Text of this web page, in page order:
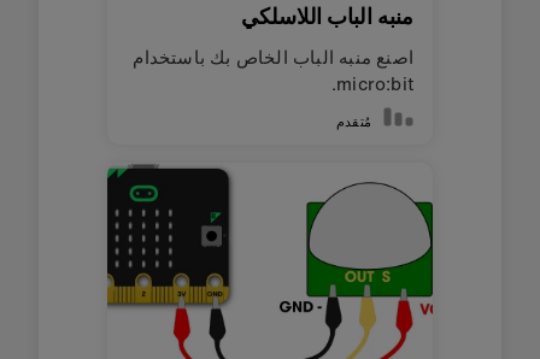
منبه الباب اللاسلكي
اصنع منبه الباب الخاص بك باستخدام
micro:bit.
مُتقدم